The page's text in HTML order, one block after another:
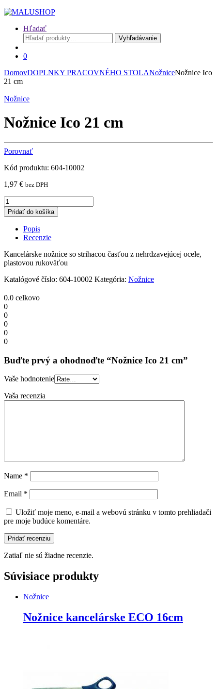
Hľadať
Hľadať:
Vyhľadávanie
0
DomovDOPLNKY PRACOVNÉHO STOLANožniceNožnice Ico
21 cm
Nožnice
Nožnice Ico 21 cm
Porovnať
Kód produktu: 604-10002
1,97 € bez DPH
Nožnice
Ico
21
quantity
Pridať do košíka
Popis
Recenzie
Kancelárske nožnice so strihacou časťou z nehrdzavejúcej ocele,
plastovou rukoväťou
Katalógové číslo: 604-10002 Kategória: Nožnice
0.0 celkovo
0
0
0
0
0
Buďte prvý a ohodnoďte “Nožnice Ico 21 cm”
Vaše hodnotenie
Vaša recenzia
Name *
Email *
Uložiť moje meno, e-mail a webovú stránku v tomto prehliadači
pre moje budúce komentáre.
Zatiaľ nie sú žiadne recenzie.
Súvisiace produkty
Nožnice
Nožnice kancelárske ECO 16cm